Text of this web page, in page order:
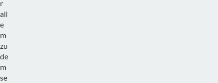
r
all
e
m
zu
de
m
se